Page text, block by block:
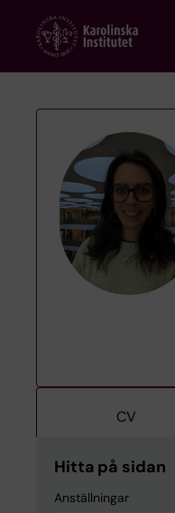
content
CV
Hitta på sidan
Anställningar